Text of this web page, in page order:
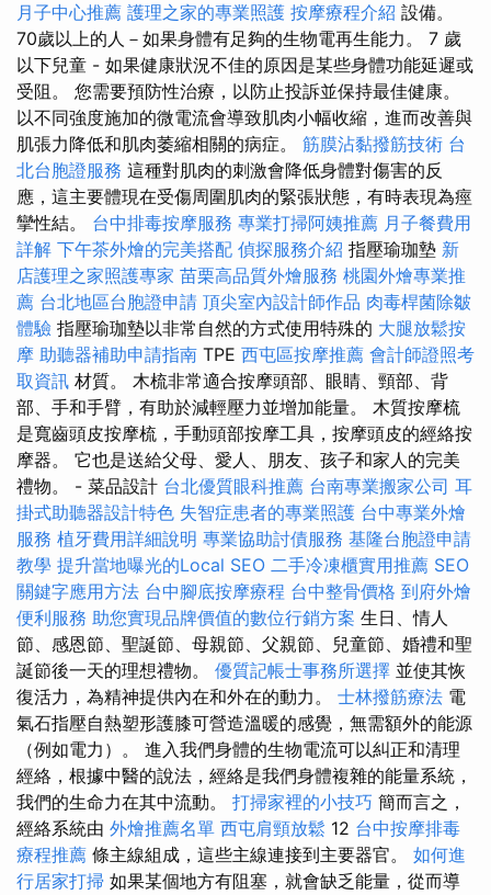
月子中心推薦 護理之家的專業照護 按摩療程介紹 設備。
70歲以上的人－如果身體有足夠的生物電再生能力。 7 歲
以下兒童 - 如果健康狀況不佳的原因是某些身體功能延遲或
受阻。 您需要預防性治療，以防止投訴並保持最佳健康。
以不同強度施加的微電流會導致肌肉小幅收縮，進而改善與
肌張力降低和肌肉萎縮相關的病症。 筋膜沾黏撥筋技術 台
北台胞證服務 這種對肌肉的刺激會降低身體對傷害的反
應，這主要體現在受傷周圍肌肉的緊張狀態，有時表現為痙
攣性結。 台中排毒按摩服務 專業打掃阿姨推薦 月子餐費用
詳解 下午茶外燴的完美搭配 偵探服務介紹 指壓瑜珈墊 新
店護理之家照護專家 苗栗高品質外燴服務 桃園外燴專業推
薦 台北地區台胞證申請 頂尖室內設計師作品 肉毒桿菌除皺
體驗 指壓瑜珈墊以非常自然的方式使用特殊的 大腿放鬆按
摩 助聽器補助申請指南 TPE 西屯區按摩推薦 會計師證照考
取資訊 材質。 木梳非常適合按摩頭部、眼睛、頸部、背
部、手和手臂，有助於減輕壓力並增加能量。 木質按摩梳
是寬齒頭皮按摩梳，手動頭部按摩工具，按摩頭皮的經絡按
摩器。 它也是送給父母、愛人、朋友、孩子和家人的完美
禮物。 - 菜品設計 台北優質眼科推薦 台南專業搬家公司 耳
掛式助聽器設計特色 失智症患者的專業照護 台中專業外燴
服務 植牙費用詳細說明 專業協助討債服務 基隆台胞證申請
教學 提升當地曝光的Local SEO 二手冷凍櫃實用推薦 SEO
關鍵字應用方法 台中腳底按摩療程 台中整骨價格 到府外燴
便利服務 助您實現品牌價值的數位行銷方案 生日、情人
節、感恩節、聖誕節、母親節、父親節、兒童節、婚禮和聖
誕節後一天的理想禮物。 優質記帳士事務所選擇 並使其恢
復活力，為精神提供內在和外在的動力。 士林撥筋療法 電
氣石指壓自熱塑形護膝可營造溫暖的感覺，無需額外的能源
（例如電力）。 進入我們身體的生物電流可以糾正和清理
經絡，根據中醫的說法，經絡是我們身體複雜的能量系統，
我們的生命力在其中流動。 打掃家裡的小技巧 簡而言之，
經絡系統由 外燴推薦名單 西屯肩頸放鬆 12 台中按摩排毒
療程推薦 條主線組成，這些主線連接到主要器官。 如何進
行居家打掃 如果某個地方有阻塞，就會缺乏能量，從而導